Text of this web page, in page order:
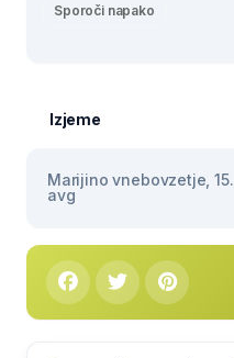
Sporoči napako
Izjeme
Marijino vnebovzetje, 15.
avg